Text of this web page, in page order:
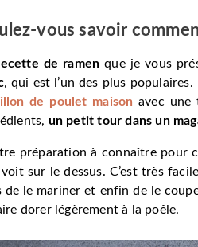
vous savoir
de ramen que je vous
, qui est l’un des plus
de poulet maison avec une
un petit tour dans un
préparation à connaître pour
voit sur le dessus. C’est très
de le mariner et enfin de le
dorer légèrement à la poêle.